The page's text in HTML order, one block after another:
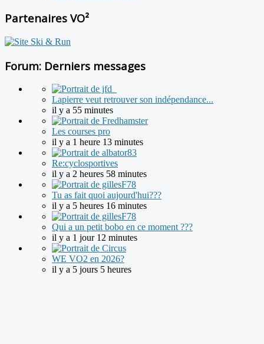
Partenaires VO²
Forum: Derniers messages
Lapierre veut retrouver son indépendance...
il y a 55 minutes
Les courses pro
il y a 1 heure 13 minutes
Re:cyclosportives
il y a 2 heures 58 minutes
Tu as fait quoi aujourd'hui???
il y a 5 heures 16 minutes
Qui a un petit bobo en ce moment ???
il y a 1 jour 12 minutes
WE VO2 en 2026?
il y a 5 jours 5 heures